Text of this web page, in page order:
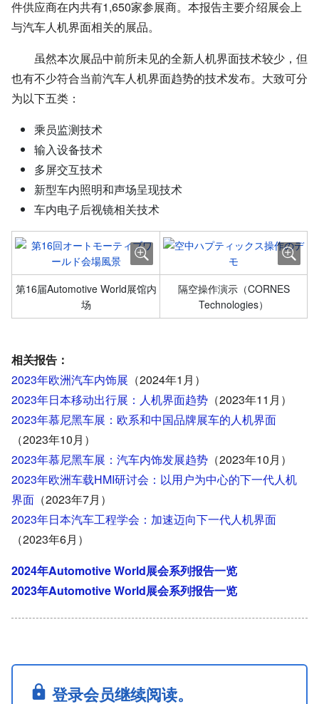
件供应商在内共有1,650家参展商。本报告主要介绍展会上
与汽车人机界面相关的展品。
虽然本次展品中前所未见的全新人机界面技术较少，但
也有不少符合当前汽车人机界面趋势的技术发布。大致可分
为以下五类：
乘员监测技术
输入设备技术
多屏交互技术
新型车内照明和声场呈现技术
车内电子后视镜相关技术
第16届Automotive World展馆内
场
隔空操作演示（CORNES
Technologies）
相关报告：
2023年欧洲汽车内饰展 （2024年1月）
2023年日本移动出行展：人机界面趋势 （2023年11月）
2023年慕尼黑车展：欧系和中国品牌展车的人机界面
（2023年10月）
2023年慕尼黑车展：汽车内饰发展趋势 （2023年10月）
2023年欧洲车载HMI研讨会：以用户为中心的下一代人机
界面 （2023年7月）
2023年日本汽车工程学会：加速迈向下一代人机界面
（2023年6月）
2024年Automotive World展会系列报告一览
2023年Automotive World展会系列报告一览
登录会员继续阅读。